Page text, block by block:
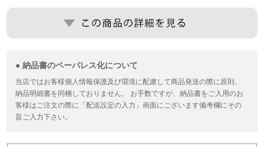
● 納品書のペーパレス化について
当店ではお客様個人情報保護及び環境に配慮して商品発送の際に原則、
納品明細書を同梱しておりません。 お手数ですが、納品書をご入用のお
客様はご注文の際に「配送設定の入力」画面にございます備考欄にその
旨ご入力下さい。